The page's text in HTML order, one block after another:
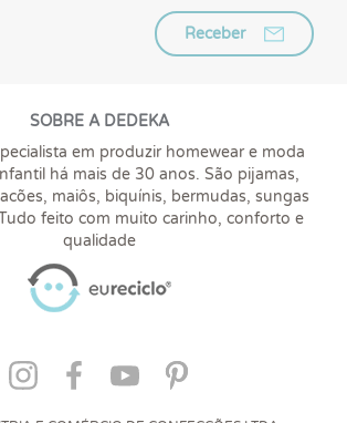
Receber
SOBRE A DEDEKA
em produzir homewear e moda
há mais de 30 anos. São pijamas,
maiôs, biquínis, bermudas, sungas
feito com muito carinho, conforto e
qualidade